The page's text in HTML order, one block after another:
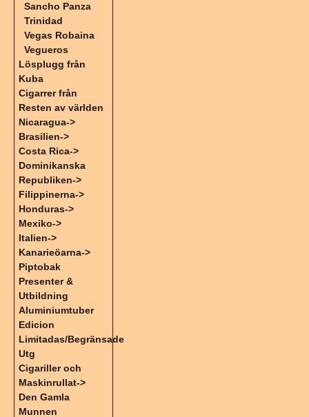
Sancho Panza
Trinidad
Vegas Robaina
Vegueros
Lösplugg från
Kuba
Cigarrer från
Resten av världen
Nicaragua->
Brasilien->
Costa Rica->
Dominikanska
Republiken->
Filippinerna->
Honduras->
Mexiko->
Italien->
Kanarieöarna->
Piptobak
Presenter &
Utbildning
Aluminiumtuber
Edicion
Limitadas/Begränsade
Utg
Cigariller och
Maskinrullat->
Den Gamla
Munnen